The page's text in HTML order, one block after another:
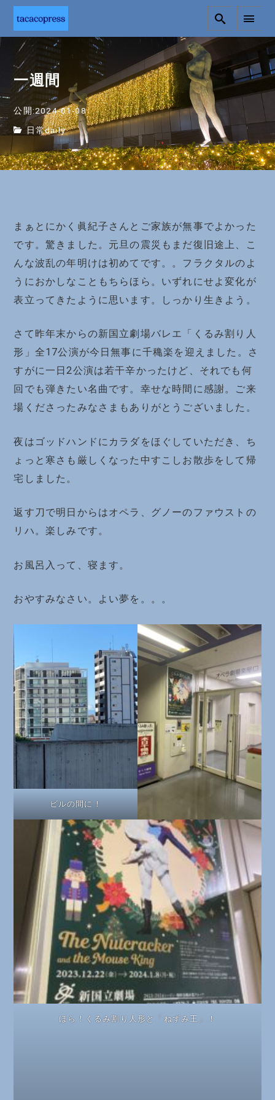
一週間
公開:2024-01-08
日常daily
まぁとにかく眞紀子さんとご家族が無事でよかった
です。驚きました。元旦の震災もまだ復旧途上、こ
んな波乱の年明けは初めてです。。フラクタルのよ
うにおかしなこともちらほら。いずれにせよ変化が
表立ってきたように思います。しっかり生きよう。
さて昨年末からの新国立劇場バレエ「くるみ割り人
形」全17公演が今日無事に千穐楽を迎えました。さ
すがに一日2公演は若干辛かったけど、それでも何
回でも弾きたい名曲です。幸せな時間に感謝。ご来
場くださったみなさまもありがとうございました。
夜はゴッドハンドにカラダをほぐしていただき、ち
ょっと寒さも厳しくなった中すこしお散歩をして帰
宅しました。
返す刀で明日からはオペラ、グノーのファウストの
リハ。楽しみです。
お風呂入って、寝ます。
おやすみなさい。よい夢を。。。
ビルの間に！
ほら！くるみ割り人形と「ねずみ王」！